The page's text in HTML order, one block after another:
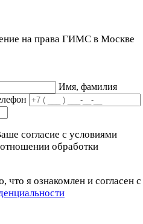
на права ГИМС в Москве
Имя, фамилия
согласие с условиями
обработки
я ознакомлен и согласен с